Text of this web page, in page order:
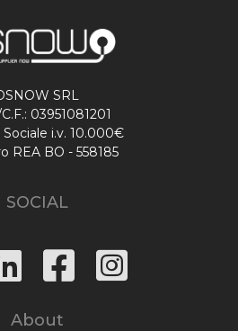
SRL
03951081201
Sociale i.v. 10.000€
REA BO - 558185
SOCIAL
About